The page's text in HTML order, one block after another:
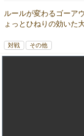
ルールが変わるゴー
ょっとひねりの効いた
対戦 その他